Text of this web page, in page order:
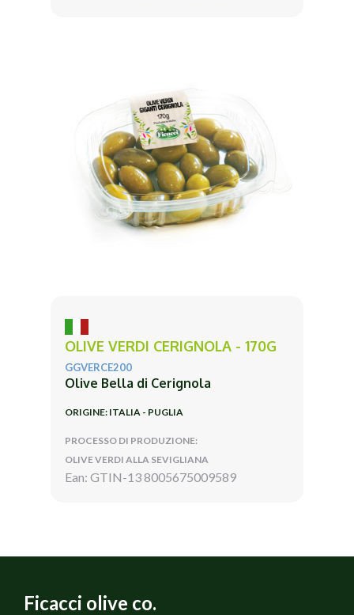
OLIVE VERDI CERIGNOLA - 170G
GGVERCE200
Olive Bella di Cerignola
ORIGINE: ITALIA - PUGLIA
PROCESSO DI PRODUZIONE:
OLIVE VERDI ALLA SEVIGLIANA
Ean: GTIN-13 8005675009589
Ficacci olive co.